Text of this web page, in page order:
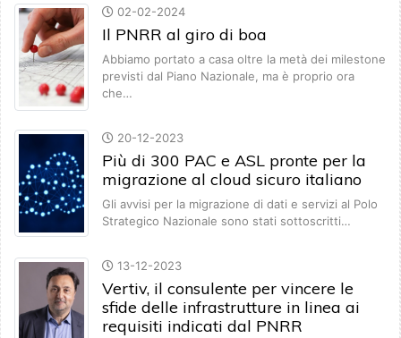
02-02-2024
Il PNRR al giro di boa
Abbiamo portato a casa oltre la metà dei milestone
previsti dal Piano Nazionale, ma è proprio ora
che…
20-12-2023
Più di 300 PAC e ASL pronte per la
migrazione al cloud sicuro italiano
Gli avvisi per la migrazione di dati e servizi al Polo
Strategico Nazionale sono stati sottoscritti…
13-12-2023
Vertiv, il consulente per vincere le
sfide delle infrastrutture in linea ai
requisiti indicati dal PNRR